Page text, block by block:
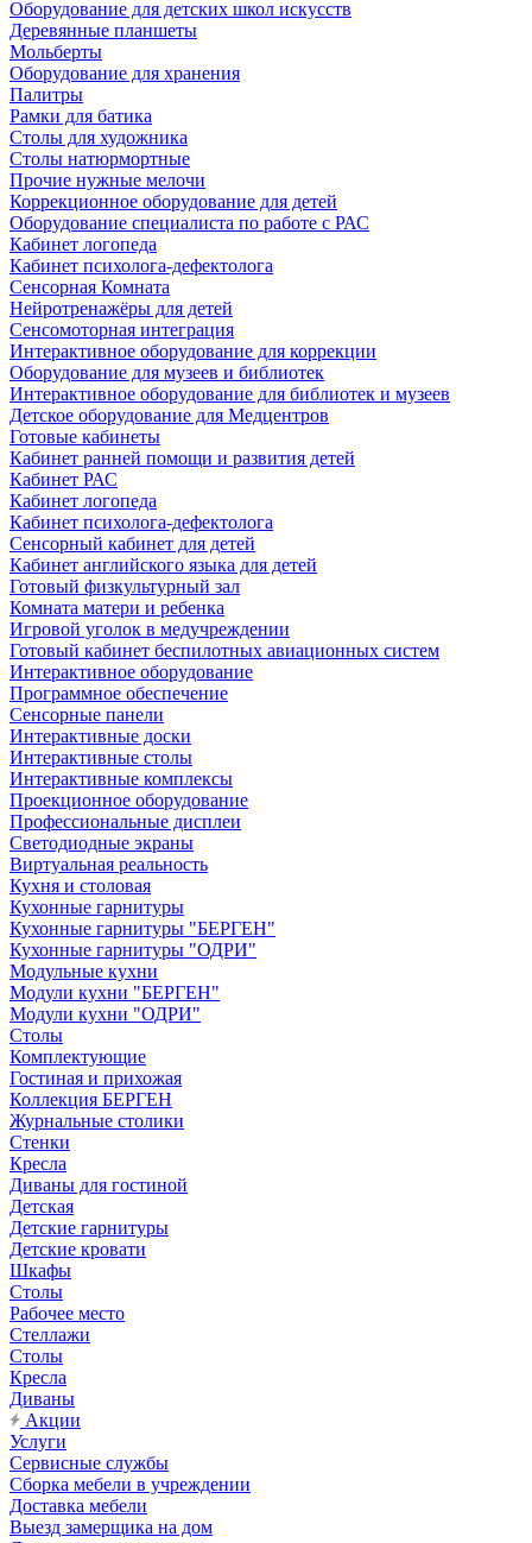
Оборудование для детских школ искусств
Деревянные планшеты
Мольберты
Оборудование для хранения
Палитры
Рамки для батика
Столы для художника
Столы натюрмортные
Прочие нужные мелочи
Коррекционное оборудование для детей
Оборудование специалиста по работе с РАС
Кабинет логопеда
Кабинет психолога-дефектолога
Сенсорная Комната
Нейротренажёры для детей
Сенсомоторная интеграция
Интерактивное оборудование для коррекции
Оборудование для музеев и библиотек
Интерактивное оборудование для библиотек и музеев
Детское оборудование для Медцентров
Готовые кабинеты
Кабинет ранней помощи и развития детей
Кабинет РАС
Кабинет логопеда
Кабинет психолога-дефектолога
Сенсорный кабинет для детей
Кабинет английского языка для детей
Готовый физкультурный зал
Комната матери и ребенка
Игровой уголок в медучреждении
Готовый кабинет беспилотных авиационных систем
Интерактивное оборудование
Программное обеспечение
Сенсорные панели
Интерактивные доски
Интерактивные столы
Интерактивные комплексы
Проекционное оборудование
Профессиональные дисплеи
Светодиодные экраны
Виртуальная реальность
Кухня и столовая
Кухонные гарнитуры
Кухонные гарнитуры "БЕРГЕН"
Кухонные гарнитуры "ОДРИ"
Модульные кухни
Модули кухни "БЕРГЕН"
Модули кухни "ОДРИ"
Столы
Комплектующие
Гостиная и прихожая
Коллекция БЕРГЕН
Журнальные столики
Стенки
Кресла
Диваны для гостиной
Детская
Детские гарнитуры
Детские кровати
Шкафы
Столы
Рабочее место
Стеллажи
Столы
Кресла
Диваны
Акции
Услуги
Сервисные службы
Сборка мебели в учреждении
Доставка мебели
Выезд замерщика на дом